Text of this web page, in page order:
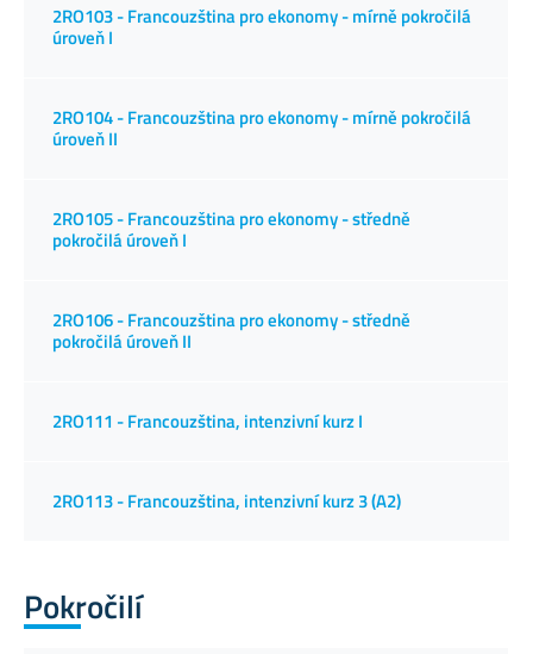
2RO103 - Francouzština pro ekonomy - mírně pokročilá
úroveň I
2RO104 - Francouzština pro ekonomy - mírně pokročilá
úroveň II
2RO105 - Francouzština pro ekonomy - středně
pokročilá úroveň I
2RO106 - Francouzština pro ekonomy - středně
pokročilá úroveň II
2RO111 - Francouzština, intenzivní kurz I
2RO113 - Francouzština, intenzivní kurz 3 (A2)
Pokročilí